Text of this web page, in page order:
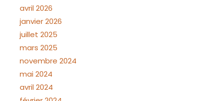
avril 2026
janvier 2026
juillet 2025
mars 2025
novembre 2024
mai 2024
avril 2024